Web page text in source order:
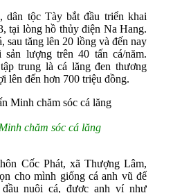
dân tộc Tày bắt đầu triển khai
tại lòng hồ thủy điện Na Hang.
sau tăng lên 20 lồng và đến nay
lượng trên 40 tấn cá/năm.
trung là cá lăng đen thương
lên đến hơn 700 triệu đồng.
chăm sóc cá lăng
Cốc Phát, xã Thượng Lâm,
cho mình giống cá anh vũ để
nuôi cá, được anh ví như